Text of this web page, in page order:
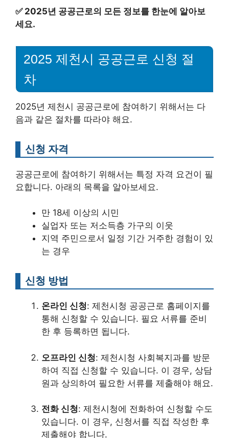
✅ 2025년 공공근로의 모든 정보를 한눈에 알아보
세요.
2025 제천시 공공근로 신청 절
차
2025년 제천시 공공근로에 참여하기 위해서는 다
음과 같은 절차를 따라야 해요.
신청 자격
공공근로에 참여하기 위해서는 특정 자격 요건이 필
요합니다. 아래의 목록을 알아보세요.
만 18세 이상의 시민
실업자 또는 저소득층 가구의 이웃
지역 주민으로서 일정 기간 거주한 경험이 있
는 경우
신청 방법
온라인 신청: 제천시청 공공근로 홈페이지를
통해 신청할 수 있습니다. 필요 서류를 준비
한 후 등록하면 됩니다.
오프라인 신청: 제천시청 사회복지과를 방문
하여 직접 신청할 수 있습니다. 이 경우, 상담
원과 상의하여 필요한 서류를 제출해야 해요.
전화 신청: 제천시청에 전화하여 신청할 수도
있습니다. 이 경우, 신청서를 직접 작성한 후
제출해야 합니다.